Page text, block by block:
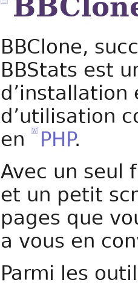
BBClone,
BBStats est
d’installation
d’utilisation
en PHP.
Avec un seul
et un petit
pages que
a vous en
Parmi les